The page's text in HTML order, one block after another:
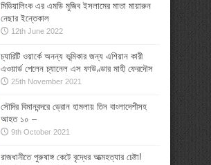
মিডিয়ালিংক এর এমডি মুজিব ইসলামের মাতা মায়ারুন
নেছার ইন্তেকাল
12th June 2022
চ্যারিটি ওয়ার্কে অনন্য ভূমিকার জন্য এশিয়ান কারী
এওয়ার্ড পেলেন চ্যানেল এস ফাউণ্ডার মাহী ফেরদৌস
25th November 2021
সৌদির বিমানবন্দরে ড্রোন হামলায় তিন বাংলাদেশীসহ
আহত ১০ –
9th October 2021
রাজধানীতে পুরুষাঙ্গ কেটে বৃদ্ধের আত্মহত্যার চেষ্টা!